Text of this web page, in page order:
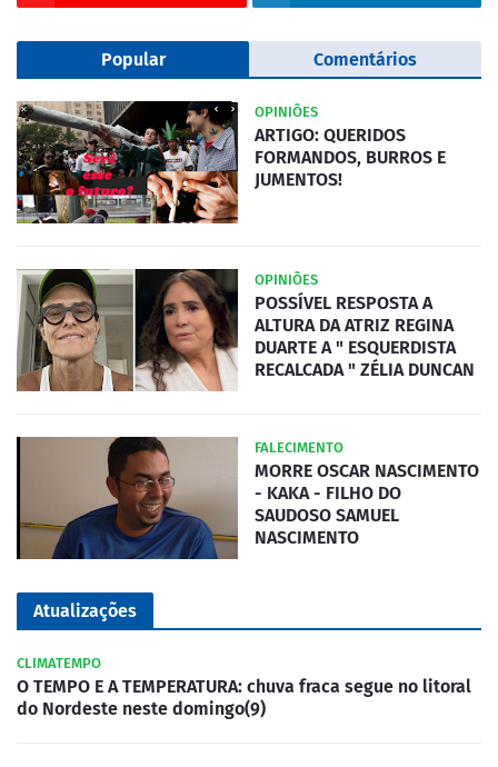
Popular Comentários
OPINIÕES
ARTIGO: QUERIDOS
FORMANDOS, BURROS E
JUMENTOS!
OPINIÕES
POSSÍVEL RESPOSTA A
ALTURA DA ATRIZ REGINA
DUARTE A " ESQUERDISTA
RECALCADA " ZÉLIA DUNCAN
FALECIMENTO
MORRE OSCAR NASCIMENTO
- KAKA - FILHO DO
SAUDOSO SAMUEL
NASCIMENTO
Atualizações
CLIMATEMPO
O TEMPO E A TEMPERATURA: chuva fraca segue no litoral
do Nordeste neste domingo(9)